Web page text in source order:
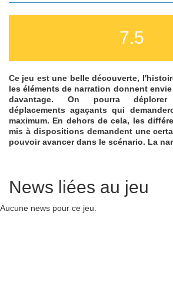
7.5
Ce jeu est une belle découverte,
les éléments de narration donnent
davantage. On pourra
déplacements agaçants qui
maximum. En dehors de cela, les
mis à dispositions demandent une
pouvoir avancer dans le scénario. La
News liées au jeu
Aucune news pour ce jeu.